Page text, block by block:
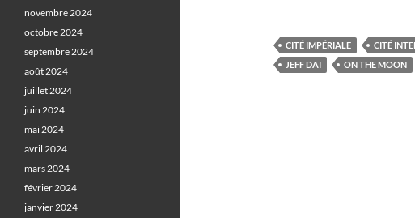
CITÉ IMPÉRIALE CITÉ
JEFF DAI
ON THE MOON
novembre 2024
octobre 2024
septembre 2024
août 2024
juillet 2024
juin 2024
mai 2024
avril 2024
mars 2024
février 2024
janvier 2024